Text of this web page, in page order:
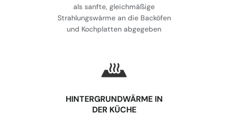
als sanfte, gleichmäßige
Strahlungswärme an die Backöfen
und Kochplatten abgegeben
HINTERGRUNDWÄRME IN
DER KÜCHE